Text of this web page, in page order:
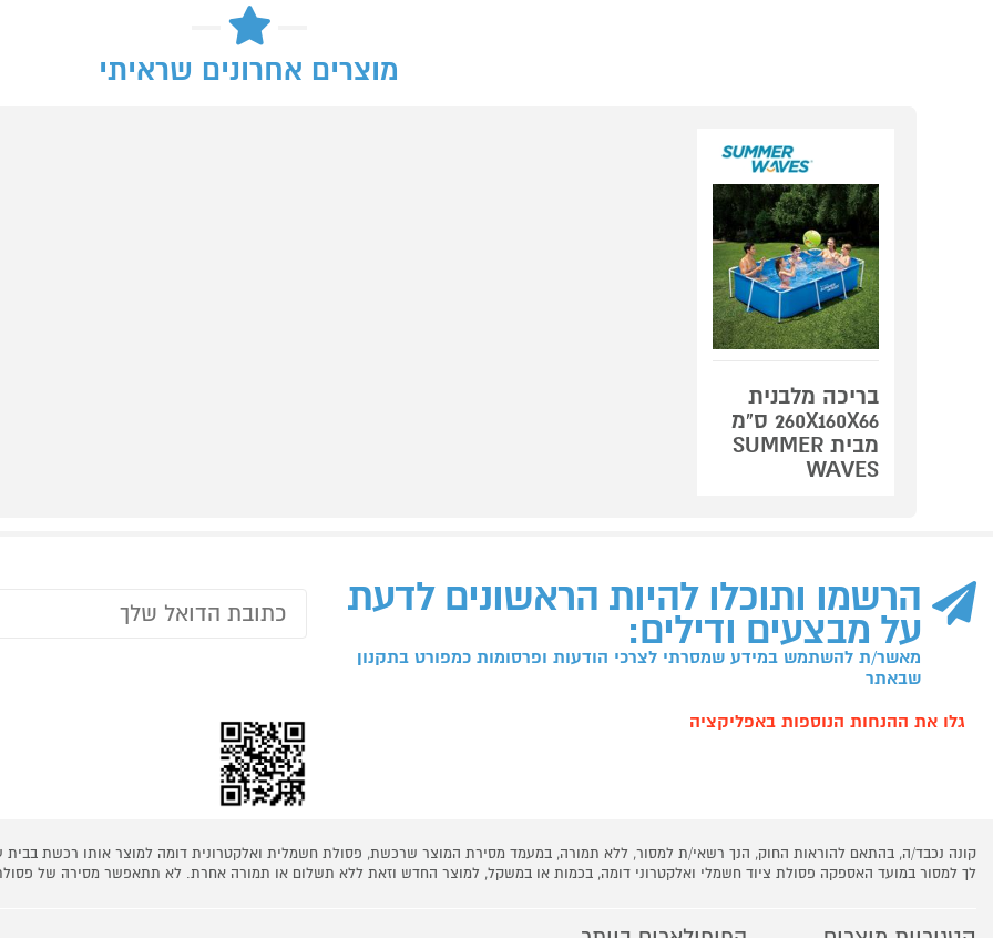
מוצרים אחרונים שראיתי
בריכה מלבנית
260X160X66 ס"מ
מבית SUMMER
WAVES
הרשמו ותוכלו להיות הראשונים לדעת
על מבצעים ודילים:
מאשר/ת להשתמש במידע שמסרתי לצרכי הודעות ופרסומות כמפורט בתקנון
שבאתר
גלו את ההנחות הנוספות באפליקציה
קונה נכבד/ה, בהתאם להוראות החוק, הנך רשאי/ת למסור, ללא תמורה, במעמד מסירת המוצר שרכשת, פסולת חשמלית ואלקטרונית דומה למוצר אותו רכשת
לך למסור במועד האספקה פסולת ציוד חשמלי ואלקטרוני דומה, בכמות או במשקל, למוצר החדש וזאת ללא תשלום או תמורה אחרת. לא תתאפשר מסירה של